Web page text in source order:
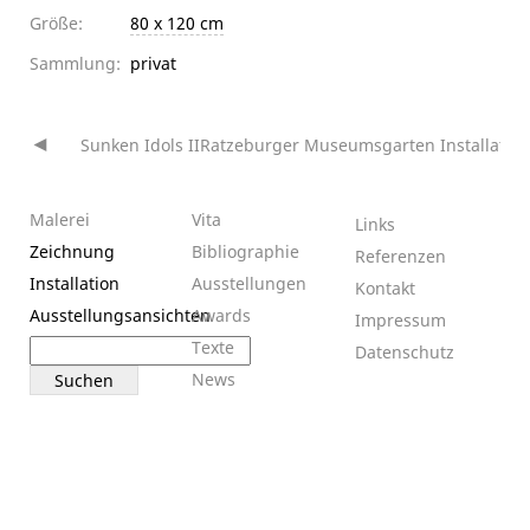
Größe:
80 x 120 cm
Sammlung: privat
Beitragsnavigation
Sunken Idols IIRatzeburger Museumsgarten
Malerei
Zeichnung
Installation
Ausstellungsansichten
nach:
Vita
Bibliographie
Ausstellungen
Awards
Texte
News
Links
Referenzen
Kontakt
Impressum
Datenschutz